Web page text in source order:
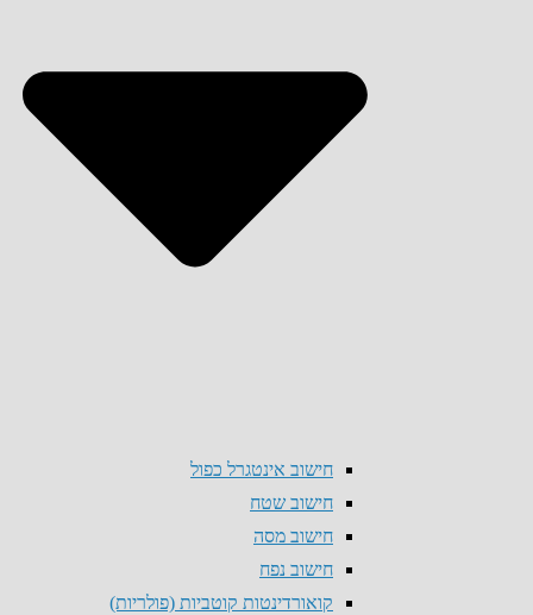
חישוב אינטגרל כפול
חישוב שטח
חישוב מסה
חישוב נפח
קואורדינטות קוטביות (פולריות)